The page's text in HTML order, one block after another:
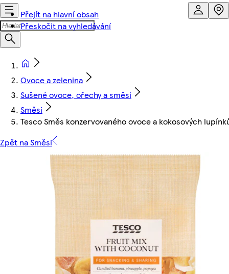
Přejít na hlavní obsah
Přeskočit na vyhledávání
Ovoce a zelenina
Sušené ovoce, ořechy a směsi
Směsi
Tesco Směs konzervovaného ovoce a kokosových
Zpět na Směsi